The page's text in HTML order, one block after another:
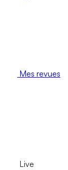
Mes revues
Live